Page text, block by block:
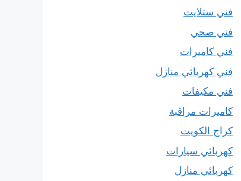
فني ستلايت
فني صحي
فني كاميرات
فني كهربائي منازل
فني مكيفات
كاميرات مراقبة
كراج الكويت
كهربائي سيارات
كهربائي منازل